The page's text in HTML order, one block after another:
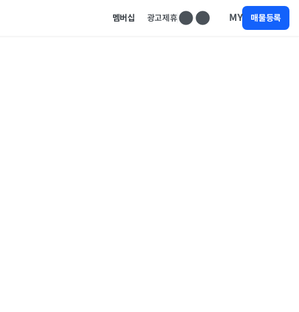
멤버십 광고제휴 MY 매물등록